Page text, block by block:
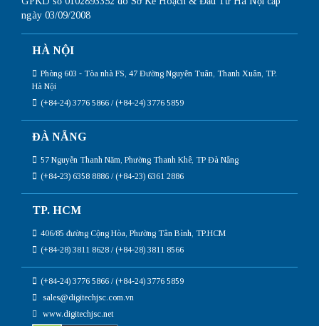
ngày 03/09/2008
HÀ NỘI
Phòng 603 - Tòa nhà FS, 47 Đường Nguyễn Tuân, Thanh Xuân, TP.
Hà Nội
(+84-24) 3776 5866 / (+84-24) 3776 5859
ĐÀ NẴNG
57 Nguyễn Thanh Năm, Phường Thanh Khê, TP Đà Nẵng
(+84-23) 6358 8886 / (+84-23) 6361 2886
TP. HCM
406/85 đường Cộng Hòa, Phường Tân Bình, TP.HCM
(+84-28) 3811 8628 / (+84-28) 3811 8566
(+84-24) 3776 5866 / (+84-24) 3776 5859
sales@digitechjsc.com.vn
www.digitechjsc.net